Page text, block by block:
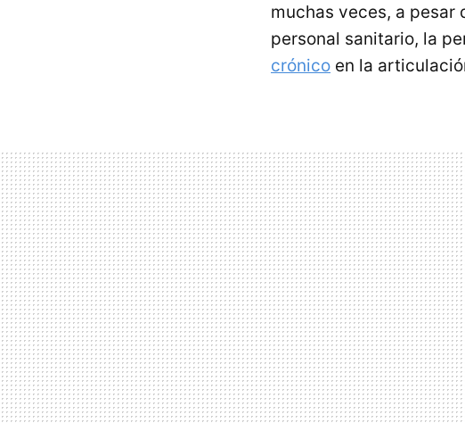
muchas veces, a
personal sanitario, la
crónico en la